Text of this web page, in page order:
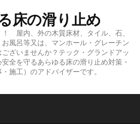
床の滑り止め
屋内、外の木質床材、タイル、石、
風呂等又は、マンホール・グレーチン
ざいませんか？テック・グランドアッ
全を守るあらゆる床の滑り止め対策・
施工）のアドバイザーです。